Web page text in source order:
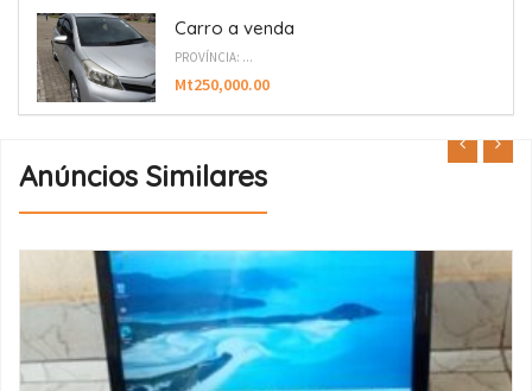
Carro a venda
PROVÍNCIA: ...
Mt250,000.00
Anúncios Similares